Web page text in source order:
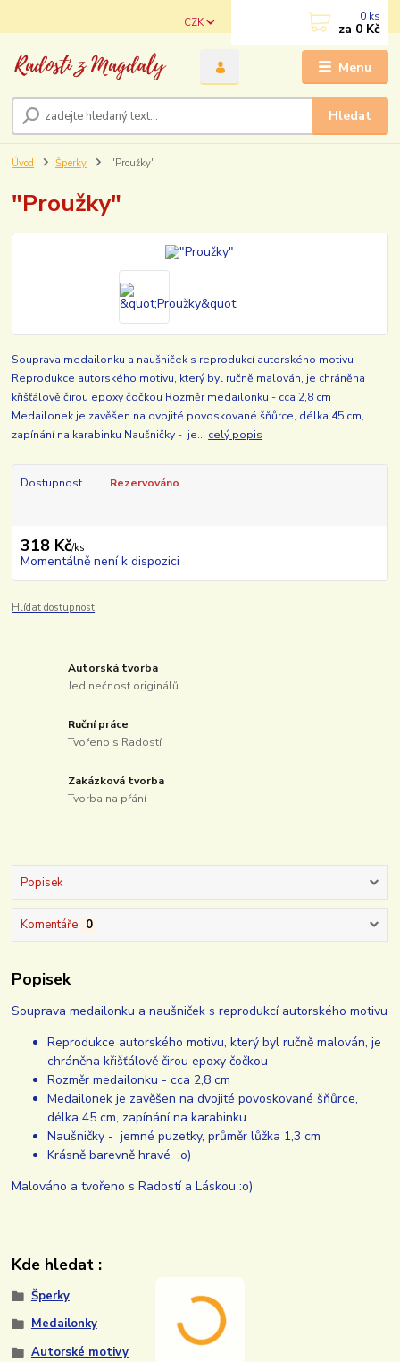
Menu
CZK
Hledat
0 ks
za 0 Kč
Úvod Šperky "Proužky"
"Proužky"
Souprava medailonku a naušniček s reprodukcí autorského motivu
Reprodukce autorského motivu, který byl ručně malován, je chráněna
křišťálově čirou epoxy čočkou Rozměr medailonku - cca 2,8 cm
Medailonek je zavěšen na dvojité povoskované šňůrce, délka 45 cm,
zapínání na karabinku Naušničky - je... celý popis
Dostupnost Rezervováno
318 Kč/ks
Momentálně není k dispozici
Hlídat dostupnost
Autorská tvorba
Jedinečnost originálů
Ruční práce
Tvořeno s Radostí
Zakázková tvorba
Tvorba na přání
Popisek
Komentáře 0
Popisek
Souprava medailonku a naušniček s reprodukcí autorského motivu
Reprodukce autorského motivu, který byl ručně malován, je
chráněna křišťálově čirou epoxy čočkou
Rozměr medailonku - cca 2,8 cm
Medailonek je zavěšen na dvojité povoskované šňůrce,
délka 45 cm, zapínání na karabinku
Naušničky - jemné puzetky, průměr lůžka 1,3 cm
Krásně barevně hravé :o)
Malováno a tvořeno s Radostí a Láskou :o)
Kde hledat :
Šperky
Medailonky
Autorské motivy